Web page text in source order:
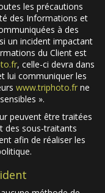
les précautions
des Informations et
à des
un incident impactant
du Client est
, celle-ci devra dans
lui communiquer les
www.triphoto.fr ne
».
peuvent être traitées
des sous-traitants
afin de réaliser les